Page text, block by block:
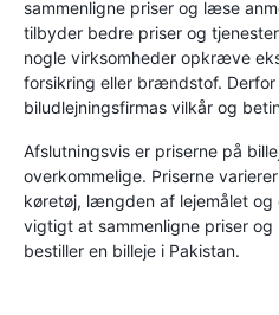
sammenligne priser og læse
tilbyder bedre priser og
nogle virksomheder opkræve
forsikring eller brændstof.
biludlejningsfirmas vilkår og
Afslutningsvis er priserne på
overkommelige. Priserne
køretøj, længden af ​​lejemålet
vigtigt at sammenligne priser
bestiller en billeje i Pakistan.